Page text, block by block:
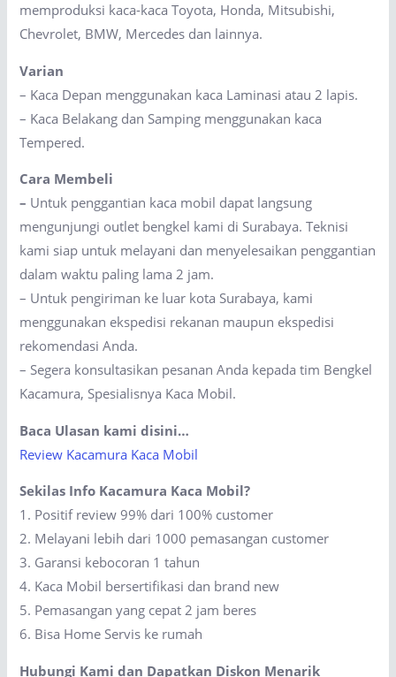
memproduksi kaca-kaca Toyota, Honda, Mitsubishi,
Chevrolet, BMW, Mercedes dan lainnya.
Varian
– Kaca Depan menggunakan kaca Laminasi atau 2 lapis.
– Kaca Belakang dan Samping menggunakan kaca
Tempered.
Cara Membeli
– Untuk penggantian kaca mobil dapat langsung
mengunjungi outlet bengkel kami di Surabaya. Teknisi
kami siap untuk melayani dan menyelesaikan penggantian
dalam waktu paling lama 2 jam.
– Untuk pengiriman ke luar kota Surabaya, kami
menggunakan ekspedisi rekanan maupun ekspedisi
rekomendasi Anda.
– Segera konsultasikan pesanan Anda kepada tim Bengkel
Kacamura, Spesialisnya Kaca Mobil.
Baca Ulasan kami disini…
Review Kacamura Kaca Mobil
Sekilas Info Kacamura Kaca Mobil?
1. Positif review 99% dari 100% customer
2. Melayani lebih dari 1000 pemasangan customer
3. Garansi kebocoran 1 tahun
4. Kaca Mobil bersertifikasi dan brand new
5. Pemasangan yang cepat 2 jam beres
6. Bisa Home Servis ke rumah
Hubungi Kami dan Dapatkan Diskon Menarik